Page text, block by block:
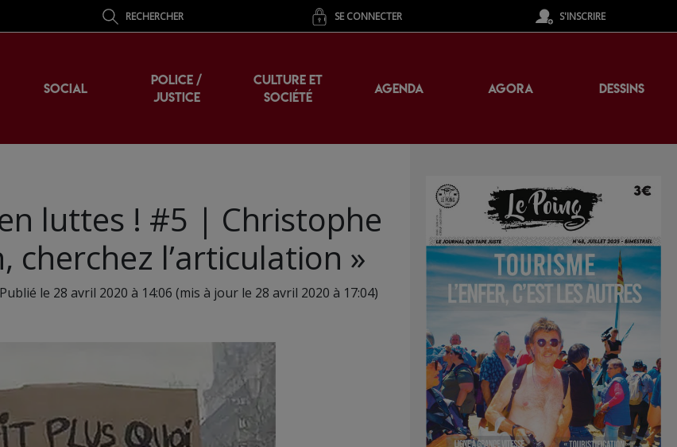
RECHERCHER SE CONNECTER S'INSCRIRE
SOCIAL
POLICE /
JUSTICE
CULTURE ET
SOCIÉTÉ
AGENDA AGORA DESSINS
luttes ! #5 | Christophe
cherchez l’articulation »
Publié le 28 avril 2020 à 14:06 (mis à jour le 28 avril 2020 à 17:04)